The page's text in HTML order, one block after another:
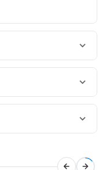
için geniş
içeriği uzun
değiştirme ve
tasarımı ile yoğun